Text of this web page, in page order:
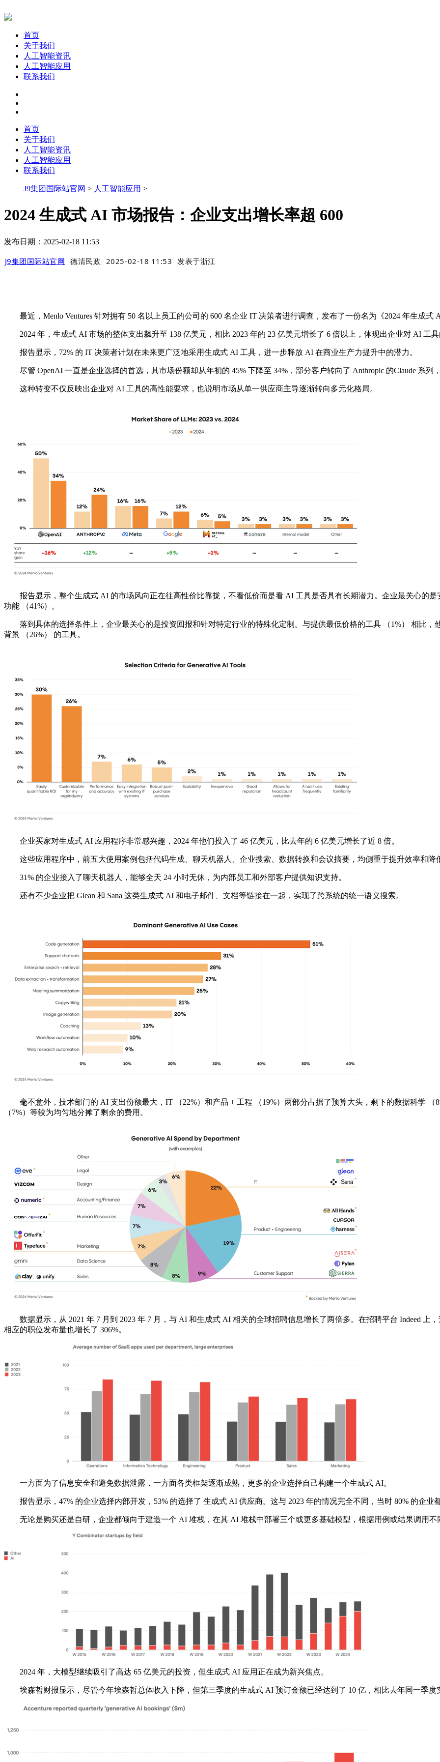
首页
关于我们
人工智能资讯
人工智能应用
联系我们
首页
关于我们
人工智能资讯
人工智能应用
联系我们
J9集团国际站官网 > 人工智能应用 >
2024 生成式 AI 市场报告：企业支出增长率超 600
发布日期：2025-02-18 11:53
J9集团国际站官网 德清民政 2025-02-18 11:53 发表于浙江
最近，Menlo Ventures 针对拥有 50 名以上员工的公司的 600 名企业 IT 决策者进行调查，发布了一份名为《2024 年生成式
2024 年，生成式 AI 市场的整体支出飙升至 138 亿美元，相比 2023 年的 23 亿美元增长了 6 倍以上，体现出企业对 AI 工
报告显示，72% 的 IT 决策者计划在未来更广泛地采用生成式 AI 工具，进一步释放 AI 在商业生产力提升中的潜力。
尽管 OpenAI 一直是企业选择的首选，其市场份额却从年初的 45% 下降至 34%，部分客户转向了 Anthropic 的Claude 系列
这种转变不仅反映出企业对 AI 工具的高性能要求，也说明市场从单一供应商主导逐渐转向多元化格局。
报告显示，整个生成式 AI 的市场风向正在往高性价比靠拢，不看低价而是看 AI 工具是否具有长期潜力。企业最关心的是
功能 （41%）。
落到具体的选择条件上，企业最关心的是投资回报和针对特定行业的特殊化定制。与提供最低价格的工具 （1%） 相比，
背景 （26%） 的工具。
企业买家对生成式 AI 应用程序非常感兴趣，2024 年他们投入了 46 亿美元，比去年的 6 亿美元增长了近 8 倍。
这些应用程序中，前五大使用案例包括代码生成、聊天机器人、企业搜索、数据转换和会议摘要，均侧重于提升效率和降
31% 的企业接入了聊天机器人，能够全天 24 小时无休，为内部员工和外部客户提供知识支持。
还有不少企业把 Glean 和 Sana 这类生成式 AI 和电子邮件、文档等链接在一起，实现了跨系统的统一语义搜索。
毫不意外，技术部门的 AI 支出份额最大，IT （22%）和产品 + 工程 （19%）两部分占据了预算大头，剩下的数据科学 （
（7%）等较为均匀地分摊了剩余的费用。
数据显示，从 2021 年 7 月到 2023 年 7 月，与 AI 和生成式 AI 相关的全球招聘信息增长了两倍多。在招聘平台 Indeed 上
相应的职位发布量也增长了 306%。
一方面为了信息安全和避免数据泄露，一方面各类框架逐渐成熟，更多的企业选择自己构建一个生成式 AI。
报告显示，47% 的企业选择内部开发，53% 的选择了 生成式 AI 供应商。这与 2023 年的情况完全不同，当时 80% 的企业
无论是购买还是自研，企业都倾向于建造一个 AI 堆栈，在其 AI 堆栈中部署三个或更多基础模型，根据用例或结果调用不
2024 年，大模型继续吸引了高达 65 亿美元的投资，但生成式 AI 应用正在成为新兴焦点。
埃森哲财报显示，尽管今年埃森哲总体收入下降，但第三季度的生成式 AI 预订金额已经达到了 10 亿，相比去年同一季度